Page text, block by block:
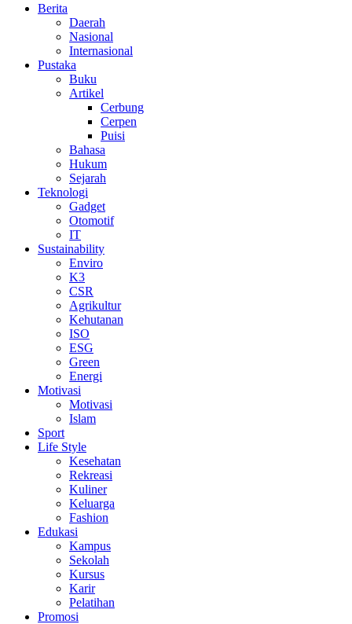
Berita
Daerah
Nasional
Internasional
Pustaka
Buku
Artikel
Cerbung
Cerpen
Puisi
Bahasa
Hukum
Sejarah
Teknologi
Gadget
Otomotif
IT
Sustainability
Enviro
K3
CSR
Agrikultur
Kehutanan
ISO
ESG
Green
Energi
Motivasi
Motivasi
Islam
Sport
Life Style
Kesehatan
Rekreasi
Kuliner
Keluarga
Fashion
Edukasi
Kampus
Sekolah
Kursus
Karir
Pelatihan
Promosi